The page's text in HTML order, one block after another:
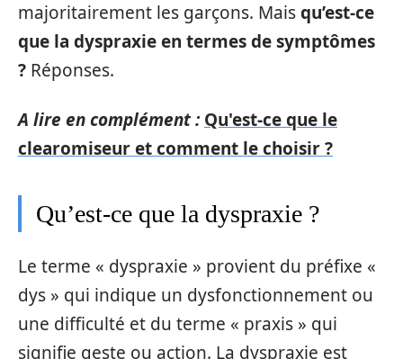
majoritairement les garçons. Maisqu’est-ce
que la dyspraxie en termes de symptômes
? Réponses.
A lire en complément : Qu'est-ce que le
clearomiseur et comment le choisir ?
Qu’est-ce que la dyspraxie ?
Le terme « dyspraxie » provient du préfixe «
dys » qui indique un dysfonctionnement ou
une difficulté et du terme « praxis » qui
signifie geste ou action. La dyspraxie est